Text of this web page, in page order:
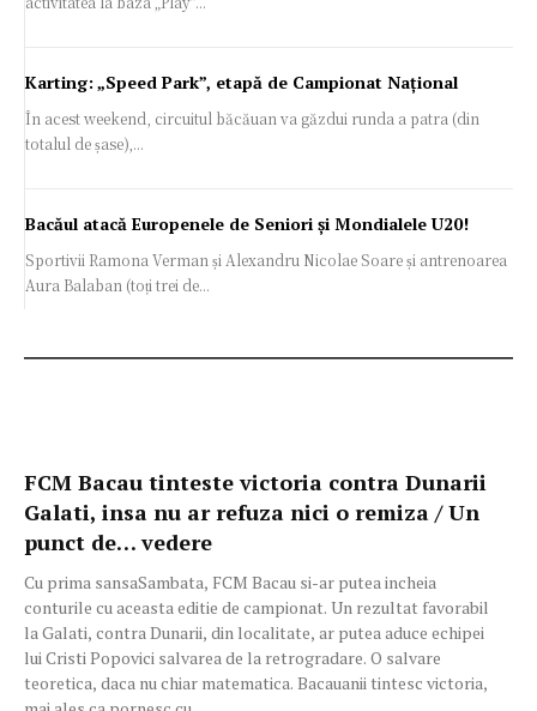
Karting: „Speed Park”, etapă de Campionat Național
În acest weekend, circuitul băcăuan va găzdui runda a patra (din
totalul de șase),...
Bacăul atacă Europenele de Seniori și Mondialele U20!
Sportivii Ramona Verman și Alexandru Nicolae Soare și antrenoarea
Aura Balaban (toți trei de...
FCM Bacau tinteste victoria contra Dunarii
Galati, insa nu ar refuza nici o remiza / Un
punct de… vedere
Cu prima sansaSambata, FCM Bacau si-ar putea incheia
conturile cu aceasta editie de campionat. Un rezultat favorabil
la Galati, contra Dunarii, din localitate, ar putea aduce echipei
lui Cristi Popovici salvarea de la retrogradare. O salvare
teoretica, daca nu chiar matematica. Bacauanii tintesc victoria,